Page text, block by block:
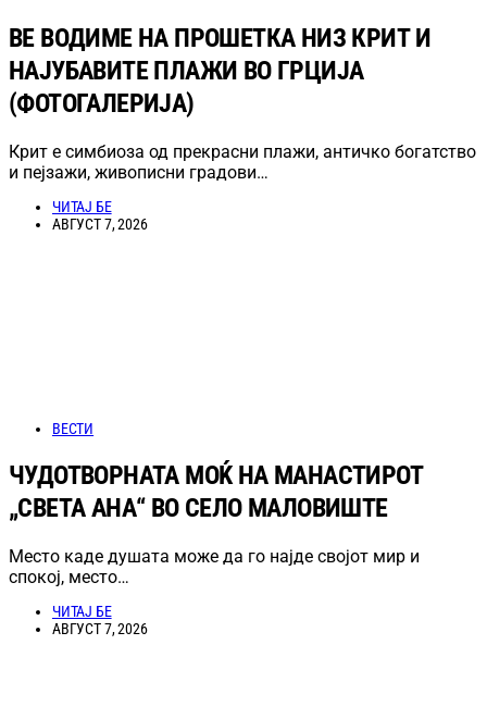
ВЕ ВОДИМЕ НА ПРОШЕТКА НИЗ КРИТ И
НАЈУБАВИТЕ ПЛАЖИ ВО ГРЦИЈА
(ФОТОГАЛЕРИЈА)
Крит е симбиоза од прекрасни плажи, античко богатство
и пејзажи, живописни градови…
ЧИТАЈ БЕ
АВГУСТ 7, 2026
ВЕСТИ
ЧУДОТВОРНАТА МОЌ НА МАНАСТИРОТ
„СВЕТА АНА“ ВО СЕЛО МАЛОВИШТЕ
Место каде душата може да го најде својот мир и
спокој, место…
ЧИТАЈ БЕ
АВГУСТ 7, 2026